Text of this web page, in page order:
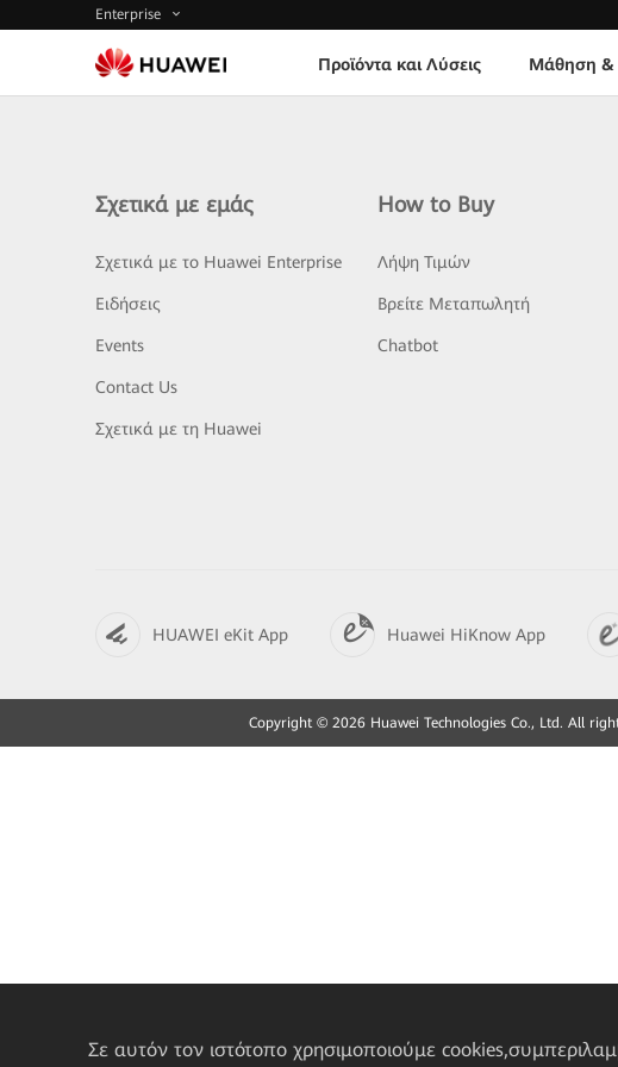
Enterprise
Προϊόντα και Λύσεις Μάθηση &
Σχετικά με εμάς
Σχετικά με το Huawei Enterprise
Ειδήσεις
Events
Contact Us
Σχετικά με τη Huawei
How to Buy
Λήψη Τιμών
Βρείτε Μεταπωλητή
Chatbot
HUAWEI eKit App Huawei HiKnow App
Copyright © 2026 Huawei Technologies Co., Ltd. All
Σε αυτόν τον ιστότοπο χρησιμοποιούμε